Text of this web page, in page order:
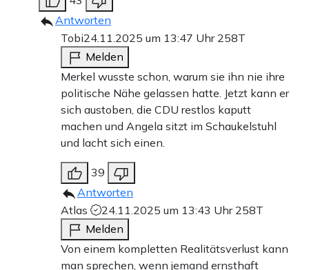
Antworten
Tobi24.11.2025 um 13:47 Uhr 258T
Melden
Merkel wusste schon, warum sie ihn nie ihre
politische Nähe gelassen hatte. Jetzt kann er
sich austoben, die CDU restlos kaputt
machen und Angela sitzt im Schaukelstuhl
und lacht sich einen.
39
Antworten
Atlas
24.11.2025 um 13:43 Uhr 258T
Melden
Von einem kompletten Realitätsverlust kann
man sprechen, wenn jemand ernsthaft